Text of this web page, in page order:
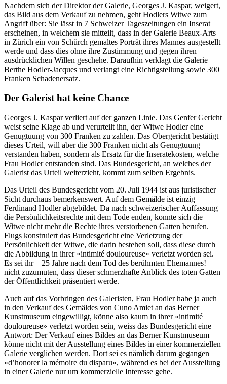
Nachdem sich der Direktor der Galerie, Georges J. Kaspar, weigert,
das Bild aus dem Verkauf zu nehmen, geht Hodlers Witwe zum
Angriff über: Sie lässt in 7 Schweizer Tageszeitungen ein Inserat
erscheinen, in welchem sie mitteilt, dass in der Galerie Beaux-Arts
in Zürich ein von Schürch gemaltes Porträt ihres Mannes ausgestellt
werde und dass dies ohne ihre Zustimmung und gegen ihren
ausdrücklichen Willen geschehe. Daraufhin verklagt die Galerie
Berthe Hodler-Jacques und verlangt eine Richtigstellung sowie 300
Franken Schadenersatz.
Der Galerist hat keine Chance
Georges J. Kaspar verliert auf der ganzen Linie. Das Genfer Gericht
weist seine Klage ab und verurteilt ihn, der Witwe Hodler eine
Genugtuung von 300 Franken zu zahlen. Das Obergericht bestätigt
dieses Urteil, will aber die 300 Franken nicht als Genugtuung
verstanden haben, sondern als Ersatz für die Inseratekosten, welche
Frau Hodler entstanden sind. Das Bundesgericht, an welches der
Galerist das Urteil weiterzieht, kommt zum selben Ergebnis.
Das Urteil des Bundesgericht vom 20. Juli 1944 ist aus juristischer
Sicht durchaus bemerkenswert. Auf dem Gemälde ist einzig
Ferdinand Hodler abgebildet. Da nach schweizerischer Auffassung
die Persönlichkeitsrechte mit dem Tode enden, konnte sich die
Witwe nicht mehr die Rechte ihres verstorbenen Gatten berufen.
Flugs konstruiert das Bundesgericht eine Verletzung der
Persönlichkeit der Witwe, die darin bestehen soll, dass diese durch
die Abbildung in ihrer «intimité douloureuse» verletzt worden sei.
Es sei ihr – 25 Jahre nach dem Tod des berühmten Ehemannes! –
nicht zuzumuten, dass dieser schmerzhafte Anblick des toten Gatten
der Öffentlichkeit präsentiert werde.
Auch auf das Vorbringen des Galeristen, Frau Hodler habe ja auch
in den Verkauf des Gemäldes von Cuno Amiet an das Berner
Kunstmuseum eingewilligt, könne also kaum in ihrer «intimité
douloureuse» verletzt worden sein, weiss das Bundesgericht eine
Antwort: Der Verkauf eines Bildes an das Berner Kunstmuseum
könne nicht mit der Ausstellung eines Bildes in einer kommerziellen
Galerie verglichen werden. Dort sei es nämlich darum gegangen
«d’honorer la mémoire du disparu», während es bei der Ausstellung
in einer Galerie nur um kommerzielle Interesse gehe.